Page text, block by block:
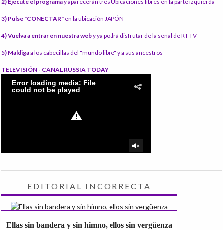
2) Ejecute el programay aparecerán tres Ubicaciones libres en la parte izquierda
3) Pulse "CONECTAR" en la ubicación JAPÓN
4) Vuelva a entrar en nuestra weby ya podrá disfrutar de la señal de RT TV
5) Maldigaa los cabecillas del "mundo libre" y a sus ancestros
TELEVISIÓN - CANAL RUSSIA TODAY
EDITORIAL INCORRECTA
Ellas sin bandera y sin himno, ellos sin vergüenza